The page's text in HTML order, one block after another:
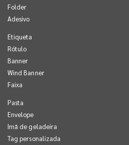
Folder
Adesivo
Etiqueta
Rótulo
Banner
Wind Banner
Faixa
Pasta
Envelope
Imã de geladeira
Tag personalizada